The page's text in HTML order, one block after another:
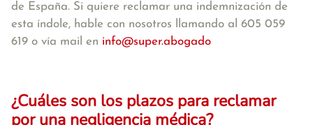
de España. Si quiere reclamar una indemnización de
esta índole, hable con nosotros llamando al 605 059
619 o vía mail en info@super.abogado
¿Cuáles son los plazos para reclamar
por una negligencia médica?